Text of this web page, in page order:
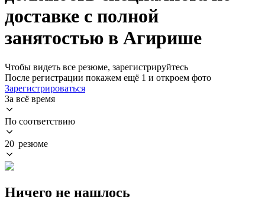
доставке с полной
занятостью в Агирише
Чтобы видеть все резюме, зарегистрируйтесь
После регистрации покажем ещё 1 и откроем фото
Зарегистрироваться
За всё время
По соответствию
20 резюме
Ничего не нашлось